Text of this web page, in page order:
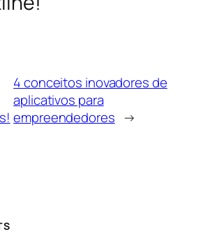
4 conceitos inovadores de
aplicativos para
empreendedores →